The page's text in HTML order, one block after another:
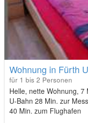
Wohnung in Fürth
für 1 bis 2 Personen
Helle, nette Wohnung,
U-Bahn 28 Min. zur
40 Min. zum Flughafen